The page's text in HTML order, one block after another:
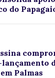
do
Palmas